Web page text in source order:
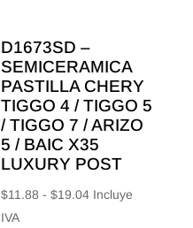
D1673SD –
SEMICERAMICA
PASTILLA CHERY
TIGGO 4 / TIGGO 5
/ TIGGO 7 / ARIZO
5 / BAIC X35
LUXURY POST
$11.88 - $19.04Rango
Incluye
IVA